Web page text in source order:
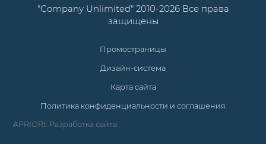
"Company Unlimited" 2010-2026 Все права
защищены
Промостраницы
Дизайн-система
Карта сайта
Политика конфиденциальности и соглашения
APRIORI: Разработка сайта